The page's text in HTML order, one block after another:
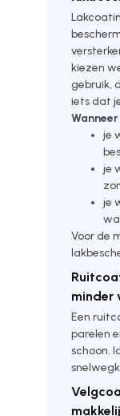
kiezen
gebruik,
iets dat
je
je
je
Voor de
minder
Een
parelen
schoon.